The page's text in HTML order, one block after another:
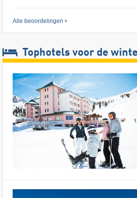
Alle beoordelingen
Tophotels voor de